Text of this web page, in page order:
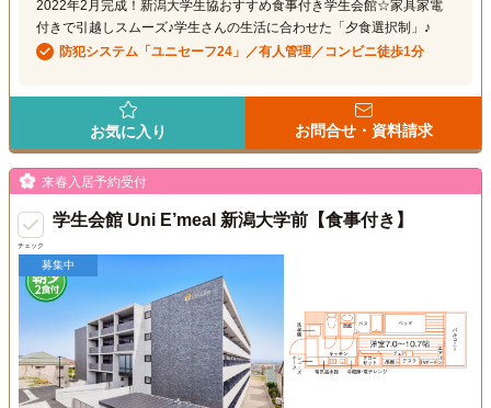
2022年2月完成！新潟大学生協おすすめ食事付き学生会館☆家具家電
付きで引越しスムーズ♪学生さんの生活に合わせた「夕食選択制」♪
防犯システム「ユニセーフ24」／有人管理／コンビニ徒歩1分
お気に入り お問合せ・資料請求
チェック
来春入居予約受付
学生会館 Uni E’meal 新潟大学前【食事付き】
募集中